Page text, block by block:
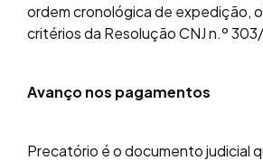
ordem cronológica de expedição,
critérios da Resolução CNJ n.º
Avanço nos pagamentos
Precatório é o documento judicial